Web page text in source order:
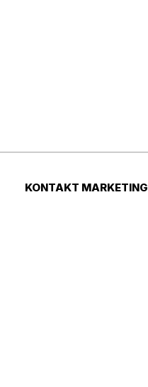
KONTAKT MARKETING